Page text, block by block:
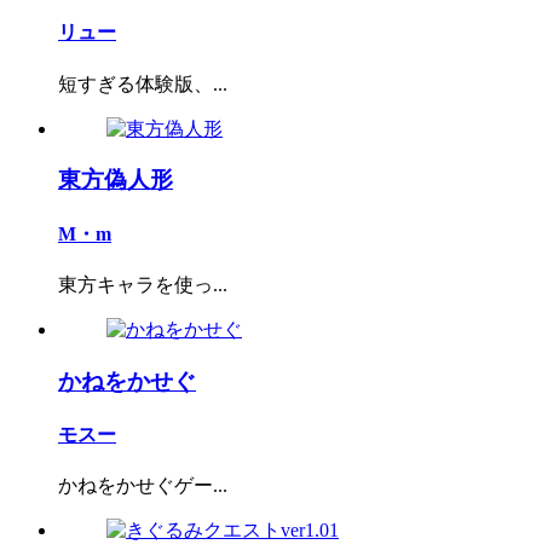
リュー
短すぎる体験版、...
東方偽人形
M・m
東方キャラを使っ...
かねをかせぐ
モスー
かねをかせぐゲー...